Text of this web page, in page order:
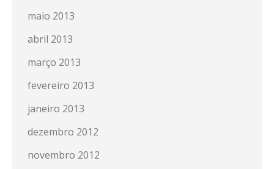
maio 2013
abril 2013
março 2013
fevereiro 2013
janeiro 2013
dezembro 2012
novembro 2012